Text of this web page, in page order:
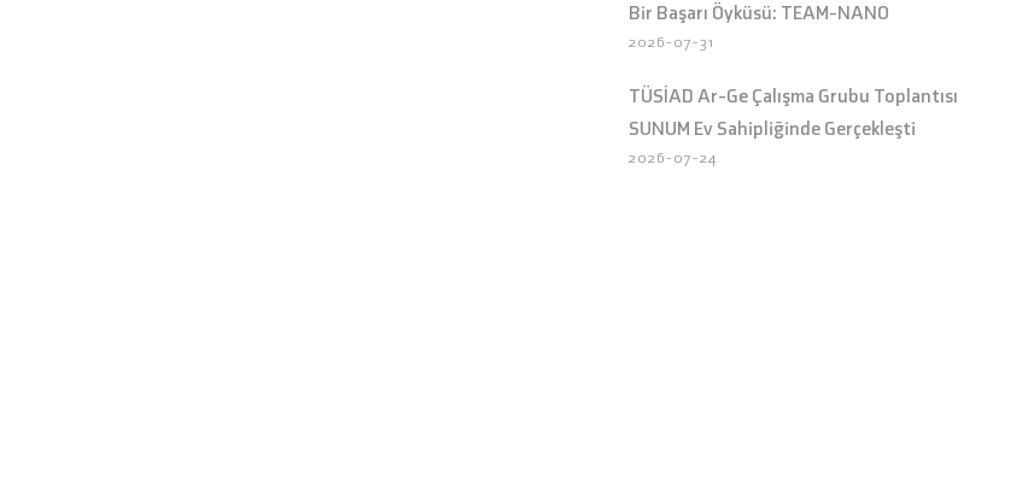
Bir Başarı Öyküsü: TEAM-NANO
2026-07-31
TÜSİAD Ar-Ge Çalışma Grubu Toplantısı
SUNUM Ev Sahipliğinde Gerçekleşti
2026-07-24